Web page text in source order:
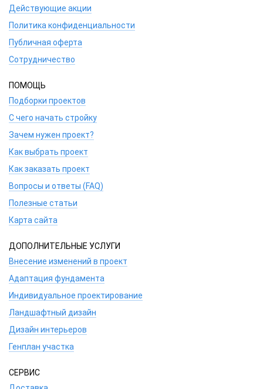
Действующие акции
Политика конфиденциальности
Публичная оферта
Сотрудничество
ПОМОЩЬ
Подборки проектов
С чего начать стройку
Зачем нужен проект?
Как выбрать проект
Как заказать проект
Вопросы и ответы (FAQ)
Полезные статьи
Карта сайта
ДОПОЛНИТЕЛЬНЫЕ УСЛУГИ
Внесение изменений в проект
Адаптация фундамента
Индивидуальное проектирование
Ландшафтный дизайн
Дизайн интерьеров
Генплан участка
СЕРВИС